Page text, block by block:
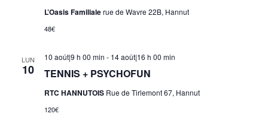
L’Oasis Familialerue de Wavre 22B, Hannut
48€
LUN
10 TENNIS + PSYCHOFUN
10 août|9 h 00 min - 14 août|16 h 00 min
RTC HANNUTOIS Rue de Tirlemont 67, Hannut
120€